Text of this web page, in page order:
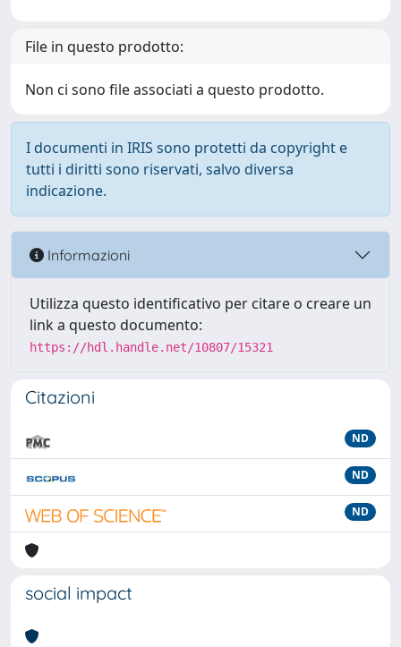
File in questo prodotto:
Non ci sono file associati a questo prodotto.
I documenti in IRIS sono protetti da copyright e
tutti i diritti sono riservati, salvo diversa
indicazione.
Informazioni
Utilizza questo identificativo per citare o creare un
link a questo documento:
https://hdl.handle.net/10807/15321
Citazioni
ND
ND
ND
social impact